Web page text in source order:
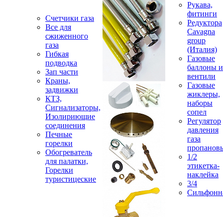
Счетчики газа
Все для
сжиженного
газа
Гибкая
подводка
Зап части
Краны,
задвижки
КТЗ,
Сигнализаторы,
Изолириющие
соединения
Печные
горелки
Обогреватель
для палатки,
Горелки
туристицеские
Рукава,
фитинги
Редуктора
Cavagna
group
(Италия)
Газовые
баллоны и
вентили
Газовые
жиклеры,
наборы
сопел
Регулятор
давления
газа
1/2
этикетка-
наклейка
3/4